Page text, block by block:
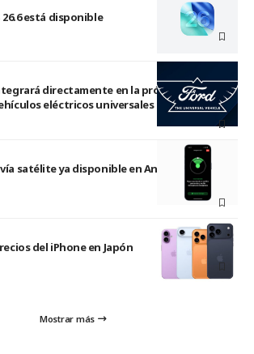
26.6 está disponible
directamente en la próxima
eléctricos universales de Ford
vía satélite ya disponible en Andorra e
del iPhone en Japón
Mostrar más